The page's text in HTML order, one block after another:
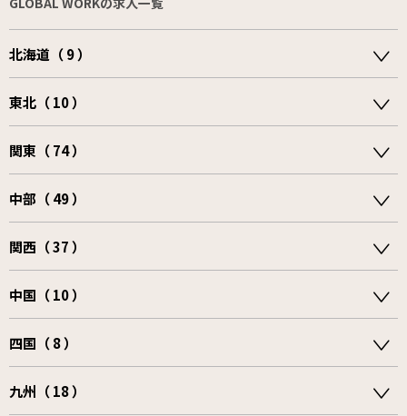
北海道（ 9 ）
東北（ 10 ）
関東（ 74 ）
中部（ 49 ）
関西（ 37 ）
中国（ 10 ）
四国（ 8 ）
九州（ 18 ）